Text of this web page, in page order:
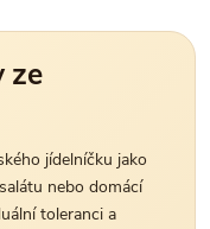
ze
jídelníčku jako
nebo domácí
toleranci a